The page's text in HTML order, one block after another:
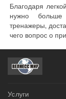
Благодаря
нужно больше
тренажеры,
чего вопрос о
Услуги